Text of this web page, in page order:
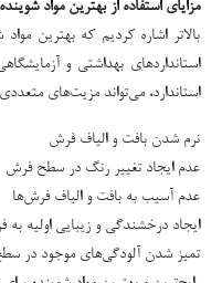
مزایای استفاده از بهترین مواد
بالاتر اشاره کردیم که بهترین
استانداردهای بهداشتی و
استاندارد، می‌تواند مزیت‌های
نرم شدن بافت و الیاف فرش
عدم ایجاد تغییر رنگ در سطح فرش
عدم آسیب به بافت و الیاف فرش‌ها
ایجاد درخشندگی و زیبایی اولیه به
تمیز شدن آلودگی‌های موجود در